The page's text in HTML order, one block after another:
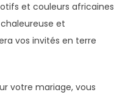
et couleurs africaines
et
vos invités en terre
votre mariage, vous